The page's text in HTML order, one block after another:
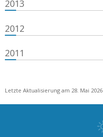
2013
2012
2011
Letzte Aktualisierung am 28. Mai 2026